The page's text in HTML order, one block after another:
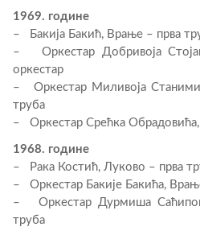
1969. године
– Бакија Бакић, Врање – прва
– Оркестар Добривоја
оркестар
– Оркестар Миливоја
труба
– Оркестар Срећка Обрадовића,
1968. године
– Рака Костић, Луково – прва
– Оркестар Бакије Бакића,
– Оркестар Дурмиша
труба